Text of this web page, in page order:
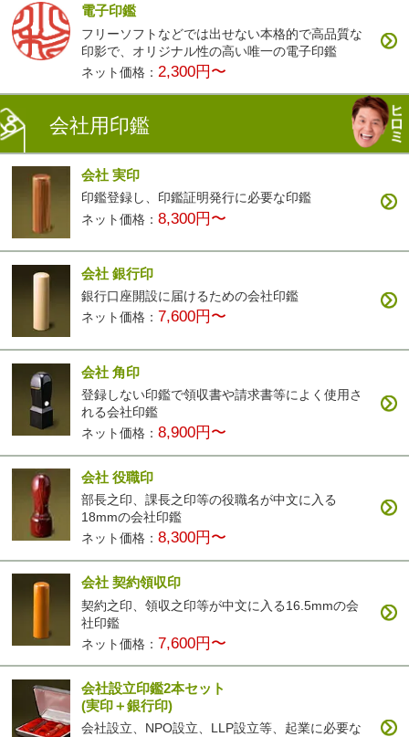
電子印鑑
フリーソフトなどでは出せない本格的で高品質な
印影で、オリジナル性の高い唯一の電子印鑑
ネット価格： 2,300円〜
会社用印鑑
会社 実印
印鑑登録し、印鑑証明発行に必要な印鑑
ネット価格：8,300円〜
会社 銀行印
銀行口座開設に届けるための会社印鑑
ネット価格： 7,600円〜
会社 角印
登録しない印鑑で領収書や請求書等によく使用さ
れる会社印鑑
ネット価格：8,900円〜
会社 役職印
部長之印、課長之印等の役職名が中文に入る
18mmの会社印鑑
ネット価格：8,300円〜
会社 契約領収印
契約之印、領収之印等が中文に入る16.5mmの会
社印鑑
ネット価格： 7,600円〜
会社設立印鑑2本セット
(実印＋銀行印)
会社設立、NPO設立、LLP設立等、起業に必要な